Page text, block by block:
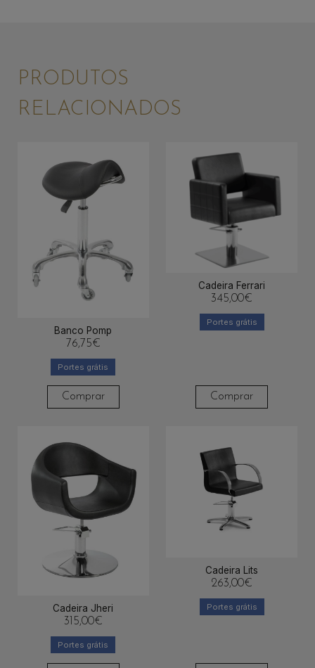
PRODUTOS
RELACIONADOS
Banco Pomp
76,75€
Portes grátis
Comprar
Cadeira Ferrari
345,00€
Portes grátis
Comprar
Cadeira Jheri
315,00€
Portes grátis
Cadeira Lits
263,00€
Portes grátis